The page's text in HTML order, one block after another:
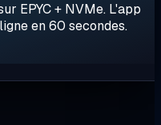
EPYC + NVMe. L'app
en 60 secondes.